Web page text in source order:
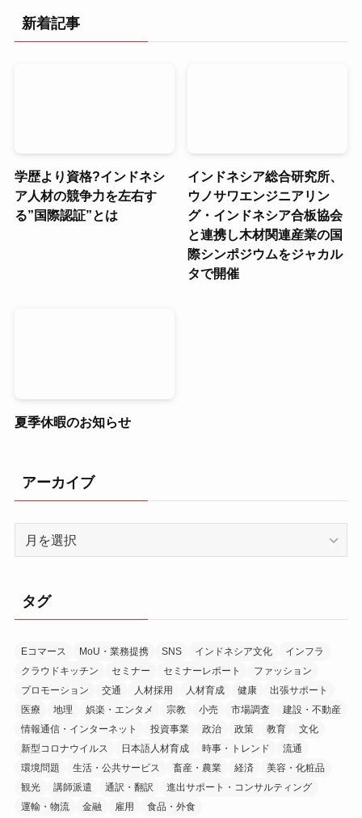
新着記事
学歴より資格?インドネシ
ア人材の競争力を左右す
る”国際認証”とは
インドネシア総合研究所、
ウノサワエンジニアリン
グ・インドネシア合板協会
と連携し木材関連産業の国
際シンポジウムをジャカル
タで開催
夏季休暇のお知らせ
アーカイブ
ブ
タグ
Eコマース MoU・業務提携 SNS インドネシア文化
インフラ
クラウドキッチン
セミナー セミナーレポート
ファッション
プロモーション
交通 人材採用 人材育成 健康
出張サポート
医療
地理 娯楽・エンタメ 宗教 小売 市場調査
建設・不動産
情報通信・インターネット
投資事業 政治 政策 教育
文化
新型コロナウイルス
日本語人材育成 時事・トレンド
流通
環境問題
生活・公共サービス 畜産・農業 経済
美容・化粧品
観光
講師派遣 通訳・翻訳
進出サポート・コンサルティング
運輸・物流
金融 雇用 食品・外食